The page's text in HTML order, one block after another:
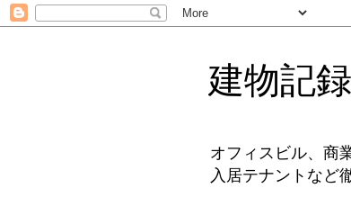
建物記録
オフィスビル、商
入居テナントなど